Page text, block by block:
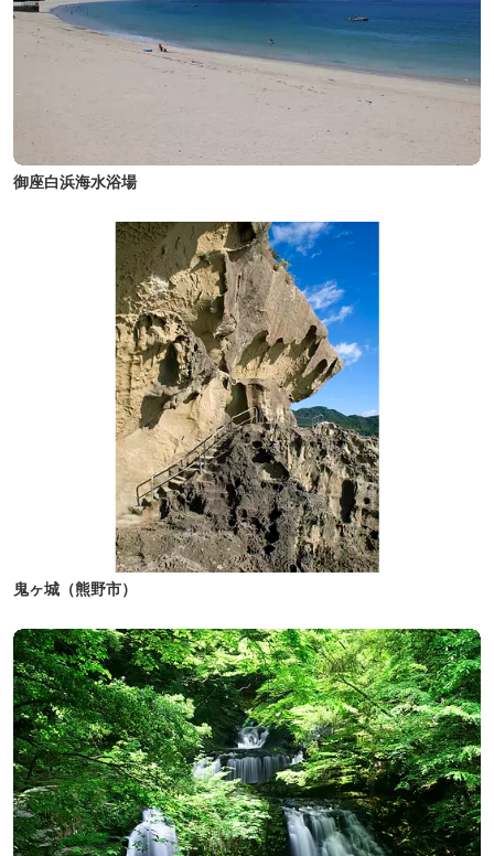
御座白浜海水浴場
鬼ヶ城（熊野市）